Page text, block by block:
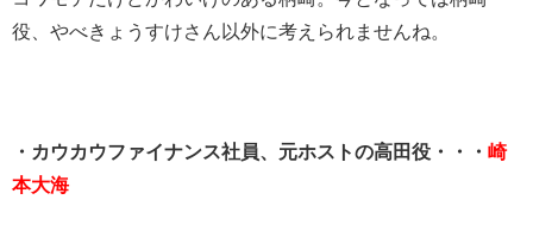
役、やべきょうすけさん以外に考えられませんね。
・カウカウファイナンス社員、元ホストの高田役・・・ 崎
本大海